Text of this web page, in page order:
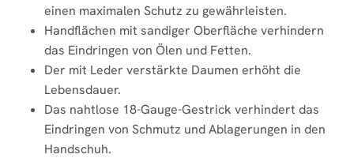
einen maximalen Schutz zu gewährleisten.
Handflächen mit sandiger Oberfläche verhindern
das Eindringen von Ölen und Fetten.
Der mit Leder verstärkte Daumen erhöht die
Lebensdauer.
Das nahtlose 18-Gauge-Gestrick verhindert das
Eindringen von Schmutz und Ablagerungen in den
Handschuh.